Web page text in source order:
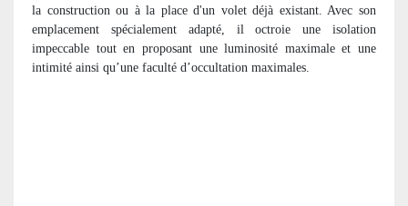
la construction ou à la place d'un volet déjà existant. Avec son
emplacement spécialement adapté, il octroie une isolation
impeccable tout en proposant une luminosité maximale et une
intimité ainsi qu’une faculté d’occultation maximales.